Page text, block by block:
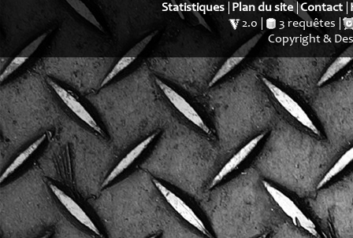
Statistiques Plan du site Contact
2.0
3 requêtes
Copyright &